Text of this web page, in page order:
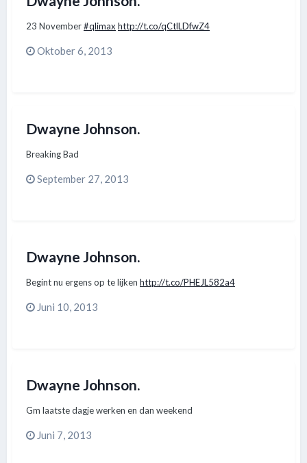
23 November#qlimax http://t.co/qCtlLDfwZ4
Oktober 6, 2013
Dwayne Johnson.
Breaking Bad
September 27, 2013
Dwayne Johnson.
Begint nu ergens op te lijken http://t.co/PHEJL582a4
Juni 10, 2013
Dwayne Johnson.
Gm laatste dagje werken en dan weekend
Juni 7, 2013